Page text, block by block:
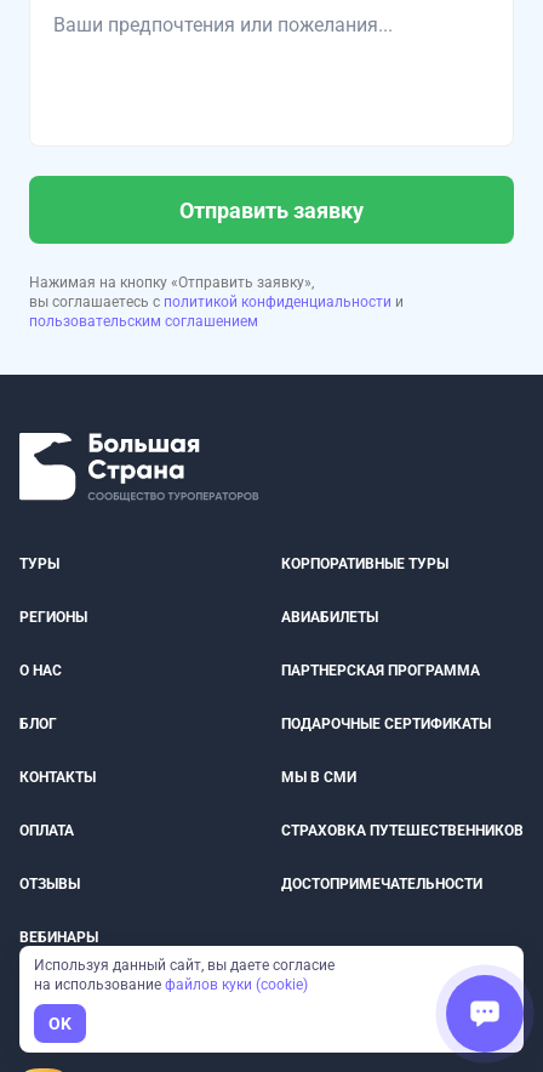
Отправить заявку
Нажимая на кнопку «Отправить заявку»,
вы соглашаетесь с политикой конфиденциальности и
пользовательским соглашением
ТУРЫ КОРПОРАТИВНЫЕ ТУРЫ
РЕГИОНЫ АВИАБИЛЕТЫ
О НАС ПАРТНЕРСКАЯ ПРОГРАММА
БЛОГ ПОДАРОЧНЫЕ СЕРТИФИКАТЫ
КОНТАКТЫ МЫ В СМИ
ОПЛАТА СТРАХОВКА ПУТЕШЕСТВЕННИКОВ
ОТЗЫВЫ ДОСТОПРИМЕЧАТЕЛЬНОСТИ
ВЕБИНАРЫ
Используя данный сайт, вы даете согласие
на использование файлов куки (cookie)
OK